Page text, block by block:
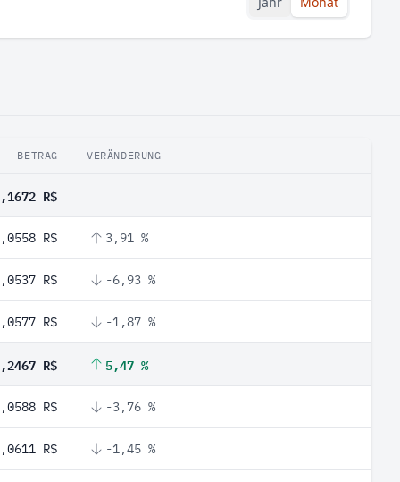
BETRAG VERÄNDERUNG
R$
R$ 3,91 %
R$ -6,93 %
R$ -1,87 %
R$ 5,47 %
R$ -3,76 %
R$ -1,45 %